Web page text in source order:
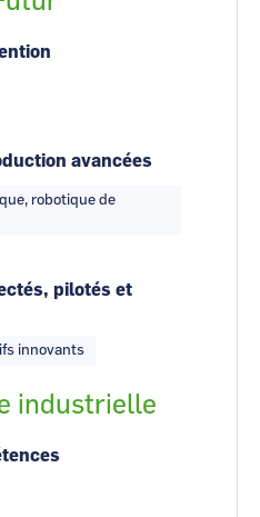
avancées
robotique de
pilotés et
innovants
industrielle